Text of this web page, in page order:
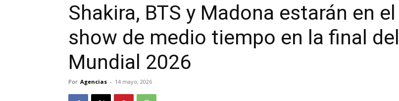
Shakira, BTS y Madona estarán en el
show de medio tiempo en la final del
Mundial 2026
Por Agencias - 14 mayo, 2026